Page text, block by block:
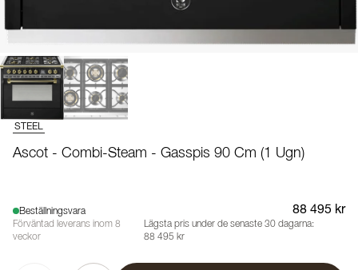
STEEL
Ascot - Combi-Steam - Gasspis 90 Cm (1 Ugn)
Beställningsvara
Förväntad leverans inom 8
veckor
88 495 kr
Lägsta pris under de senaste 30 dagarna:
88 495 kr